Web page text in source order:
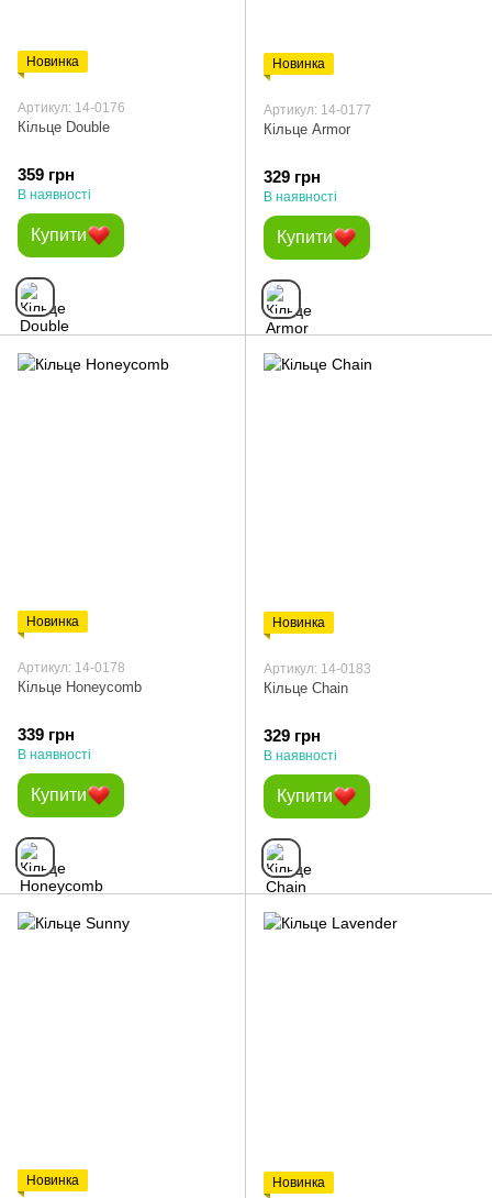
Новинка
Артикул: 14-0176
Кільце Double
359 грн
В наявності
Купити
Новинка
Артикул: 14-0177
Кільце Armor
329 грн
В наявності
Купити
Новинка
Артикул: 14-0178
Кільце Honeycomb
339 грн
В наявності
Купити
Новинка
Артикул: 14-0183
Кільце Chain
329 грн
В наявності
Купити
Новинка Новинка